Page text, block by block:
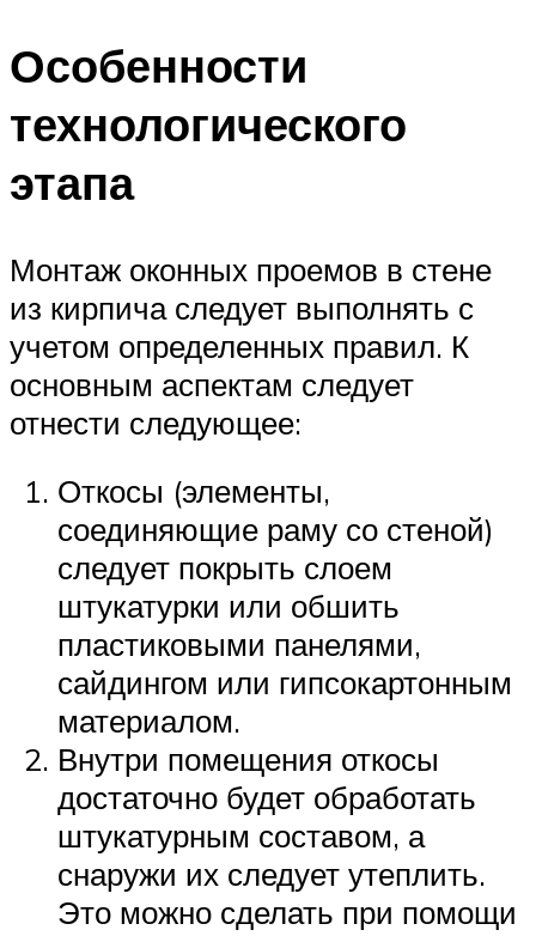
Особенности
технологического
этапа
Монтаж оконных проемов в стене
из кирпича следует выполнять с
учетом определенных правил. К
основным аспектам следует
отнести следующее:
Откосы (элементы,
соединяющие раму со стеной)
следует покрыть слоем
штукатурки или обшить
пластиковыми панелями,
сайдингом или гипсокартонным
материалом.
Внутри помещения откосы
достаточно будет обработать
штукатурным составом, а
снаружи их следует утеплить.
Это можно сделать при помощи